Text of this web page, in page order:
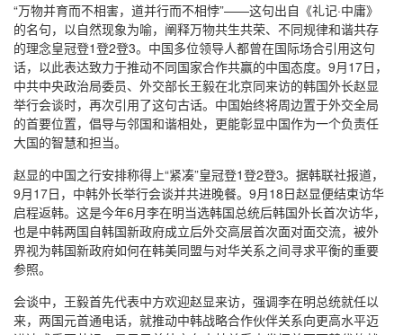
“万物并育而不相害，道并行而不相悖”——这句出自《礼记·中庸》
的名句，以自然现象为喻，阐释万物共生共荣、不同规律和谐共存
的理念皇冠登1登2登3。中国多位领导人都曾在国际场合引用这句
话，以此表达致力于推动不同国家合作共赢的中国态度。9月17日，
中共中央政治局委员、外交部长王毅在北京同来访的韩国外长赵显
举行会谈时，再次引用了这句古话。中国始终将周边置于外交全局
的首要位置，倡导与邻国和谐相处，更能彰显中国作为一个负责任
大国的智慧和担当。
赵显的中国之行安排称得上“紧凑”皇冠登1登2登3。据韩联社报道，
9月17日，中韩外长举行会谈并共进晚餐。9月18日赵显便结束访华
启程返韩。这是今年6月李在明当选韩国总统后韩国外长首次访华，
也是中韩两国自韩国新政府成立后外交高层首次面对面交流，被外
界视为韩国新政府如何在韩美同盟与对华关系之间寻求平衡的重要
参照。
会谈中，王毅首先代表中方欢迎赵显来访，强调李在明总统就任以
来，两国元首通电话，就推动中韩战略合作伙伴关系向更高水平迈